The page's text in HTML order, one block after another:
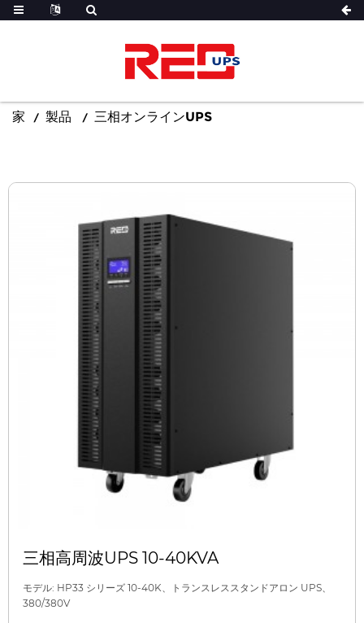
家 製品 三相オンラインUPS
三相高周波UPS 10-40KVA
モデル: HP33 シリーズ 10-40K、トランスレススタンドアロン UPS、
380/380V